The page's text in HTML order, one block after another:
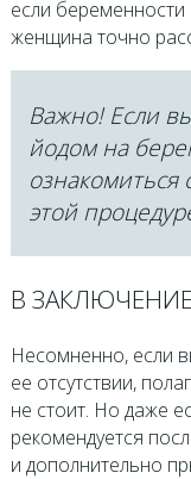
если беременности
женщина точно
Важно! Если
йодом на
этой
В ЗАКЛЮЧЕНИЕ
Несомненно, если
ее отсутствии,
не стоит. Но даже
рекомендуется
и дополнительно